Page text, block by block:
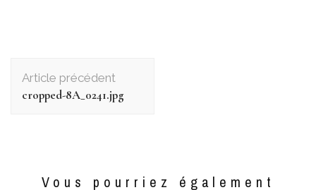
Article précédent
cropped-8A_0241.jpg
Vous pourriez également